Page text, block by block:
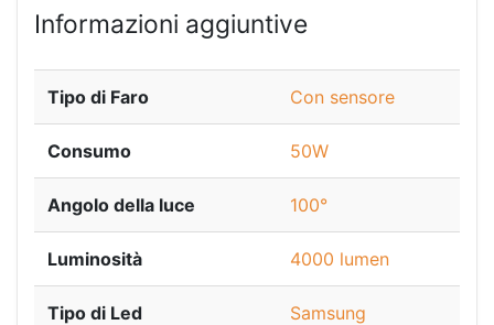
Informazioni aggiuntive
Tipo di Faro Con sensore
Consumo 50W
Angolo della luce 100°
Luminosità 4000 lumen
Tipo di Led Samsung